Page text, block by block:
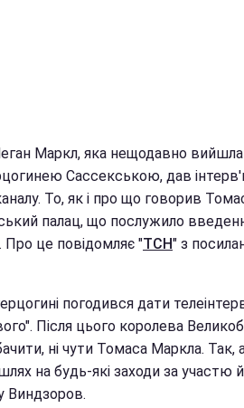
Маркл, яка нещодавно вийшла
Сассекською, дав
То, як і про що говорив
палац, що послужило
Про це повідомляє "ТСН" з
погодився дати
Після цього королева
ні чути Томаса Маркла. Так,
на будь-які заходи за участю
Виндзоров.